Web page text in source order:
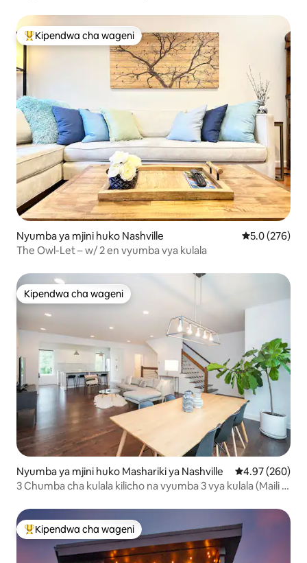
Kipendwa maarufu cha wageni
Kipendwa cha wageni
Nyumba ya mjini huko Nashville Ukadiriaji wa
5.0 (276)
The Owl-Let – w/ 2 en vyumba vya kulala
Kipendwa cha wageni
Kipendwa cha wageni
Nyumba ya mjini huko Mashariki ya Nashville Ukadiriaji wa
4.97 (260)
3 Chumba cha kulala kilicho na vyumba 3 vya kulala (Maili 2
Kipendwa maarufu cha wageni
Kipendwa cha wageni